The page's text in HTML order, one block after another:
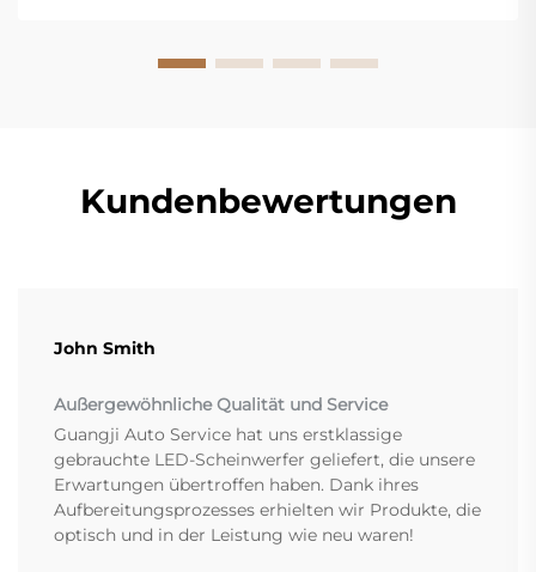
Kundenbewertungen
John Smith
Außergewöhnliche Qualität und Service
Guangji Auto Service hat uns erstklassige
gebrauchte LED-Scheinwerfer geliefert, die unsere
Erwartungen übertroffen haben. Dank ihres
Aufbereitungsprozesses erhielten wir Produkte, die
optisch und in der Leistung wie neu waren!